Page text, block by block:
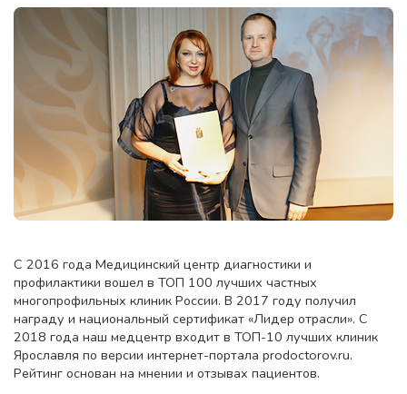
C 2016 года Медицинский центр диагностики и
профилактики вошел в ТОП 100 лучших частных
многопрофильных клиник России. В 2017 году получил
награду и национальный сертификат «Лидер отрасли». C
2018 года наш медцентр входит в ТОП-10 лучших клиник
Ярославля по версии интернет-портала prodoctorov.ru.
Рейтинг основан на мнении и отзывах пациентов.